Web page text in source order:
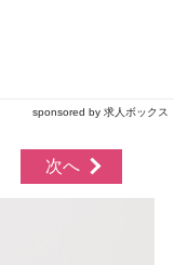
sponsored by 求人ボックス
次へ